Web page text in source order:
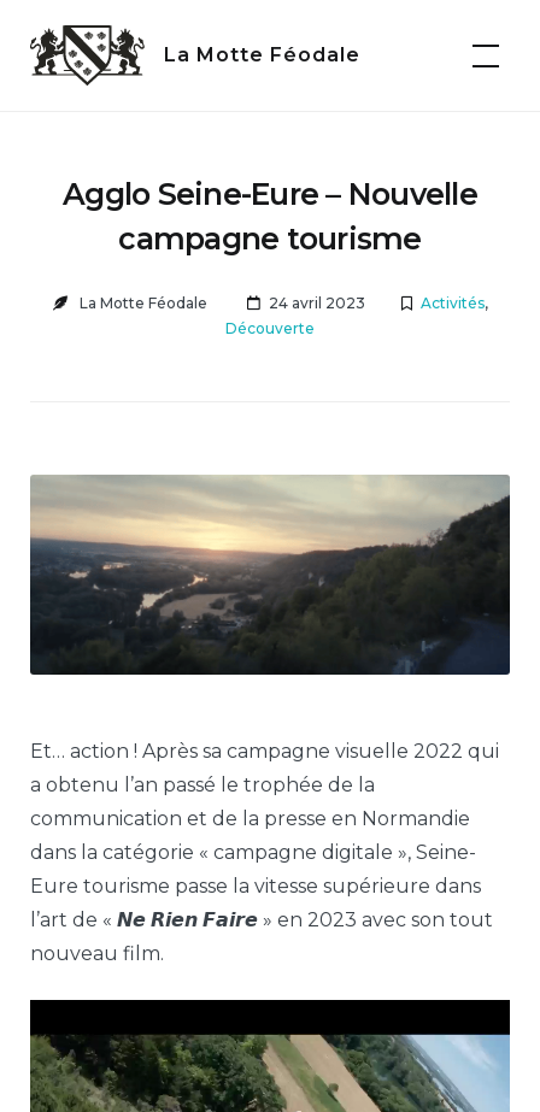
content
La Motte Féodale
Agglo Seine-Eure – Nouvelle
campagne tourisme
La Motte Féodale 24 avril 2023 Activités,
Découverte
Et… action ! Après sa campagne visuelle 2022 qui
a obtenu l’an passé le trophée de la
communication et de la presse en Normandie
dans la catégorie « campagne digitale », Seine-
Eure tourisme passe la vitesse supérieure dans
l’art de « 𝙉𝙚 𝙍𝙞𝙚𝙣 𝙁𝙖𝙞𝙧𝙚 » en 2023 avec son tout
nouveau film.